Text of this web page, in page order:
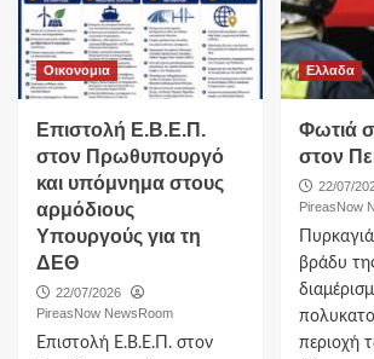
Οικονομια
Επιστολή Ε.Β.Ε.Π.
στον Πρωθυπουργό
και υπόμνημα στους
αρμόδιους
Υπουργούς για τη
ΔΕΘ
22/07/2026
PireasNow NewsRoom
Επιστολή Ε.Β.Ε.Π. στον
Ελλαδα
Φωτιά
στον
22/07/
PireasNow
βράδυ
περιοχή